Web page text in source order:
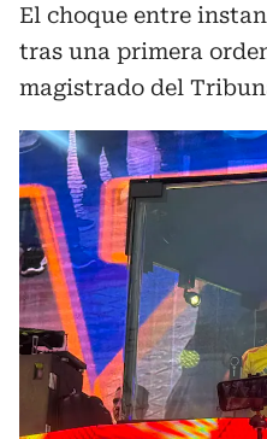
El choque entre
tras una primera
magistrado del